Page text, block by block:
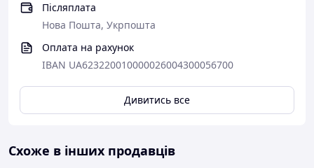
Післяплата
Нова Пошта, Укрпошта
Оплата на рахунок
IBAN UA623220010000026004300056700
Дивитись все
Схоже в інших продавців